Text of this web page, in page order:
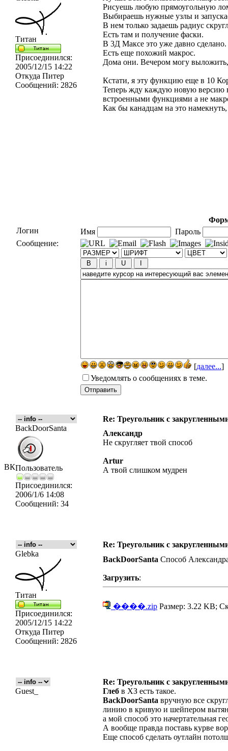
ВК
Титан
Присоединился:
2005/12/15 14:22
Откуда Питер
Сообщений: 2826
Рисуешь любую прямоугольную
Выбираешь нужные узлы и
В нем только задаешь радиус
Есть там и получение фаски.
В 3Д Максе это уже давно сделано.
Есть еще похожий макрос.
Дома они. Вечером могу
Кстати, я эту функцию еще в 10
Теперь жду каждую новую версию
встроенными функциями а не
Как бы канадцам на это
Re: Треугольник с
BackDoorSanta
Пользователь
Присоединился:
2006/1/6 14:08
Сообщений: 34
Александр
Не скругляет твой способ
Artur
А твой слишком мудрен
Re: Треугольник с
Glebka
Титан
Присоединился:
2005/12/15 14:22
Откуда Питер
Сообщений: 2826
BackDoorSanta Способ
Загрузить:
����.zip Размер: 3.22 KB;
Re: Треугольник с
Guest_
Глеб в ХЗ есть такое.
BackDoorSanta вручную все
линию в кривую и шейпером
а мой способ это начертательная
А вообще правда поставь курве
Еще способ сделать оутлайн
Логин
Имя
Пароль
Сообщение:
[далее...]
Уведомлять о сообщениях в теме.